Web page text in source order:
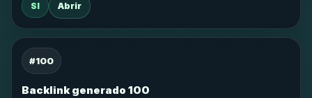
SI Abrir
#100
Backlink generado 100